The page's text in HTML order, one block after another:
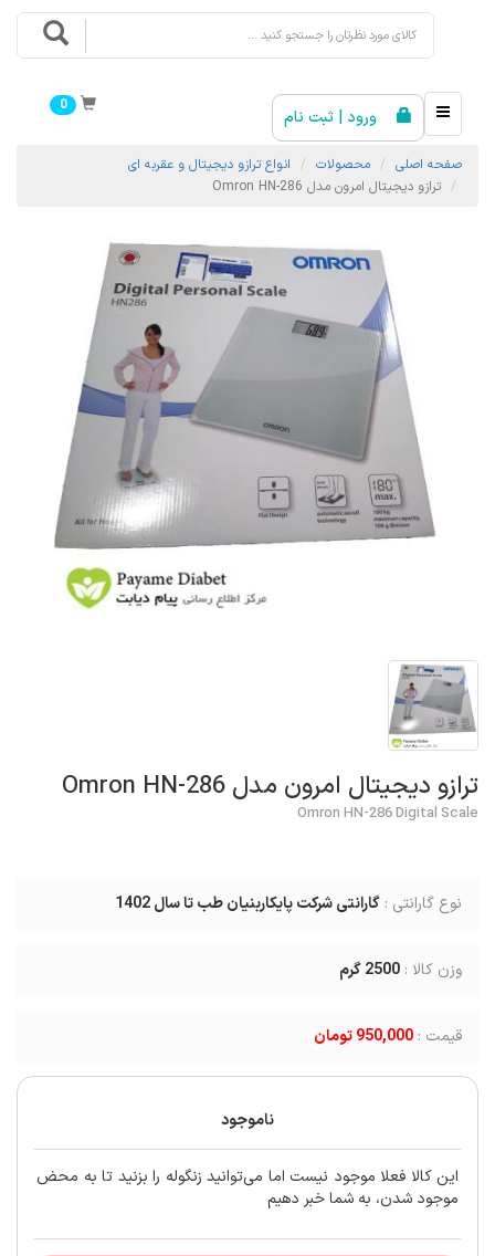
0
ورود | ثبت نام
صفحه اصلی محصولات
انواع ترازو دیجیتال و عقربه ای
ترازو دیجیتال امرون مدل Omron HN-286
ترازو دیجیتال امرون مدل Omron HN-286
Omron HN-286 Digital Scale
نوع گارانتی : گارانتی شرکت پایکاربنیان طب تا سال 1402
وزن کالا : 2500گرم
قیمت : 950,000 تومان
ناموجود
این کالا فعلا موجود نیست اما می‌توانید زنگوله را بزنید تا به محض
موجود شدن، به شما خبر دهیم